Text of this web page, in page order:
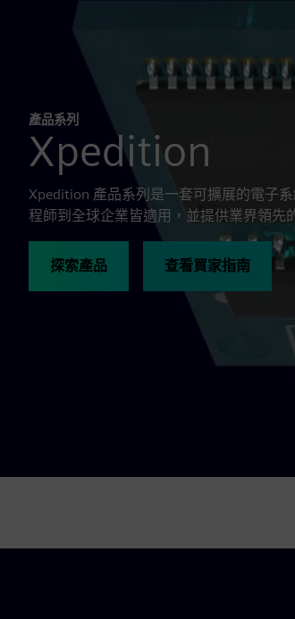
產品系列
Xpedition
Xpedition 產品系列是一套可擴展的電子
程師到全球企業皆適用，並提供業界領先
探索產品 查看買家指南